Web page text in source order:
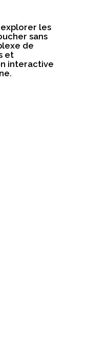
les
sans
de
et
interactive